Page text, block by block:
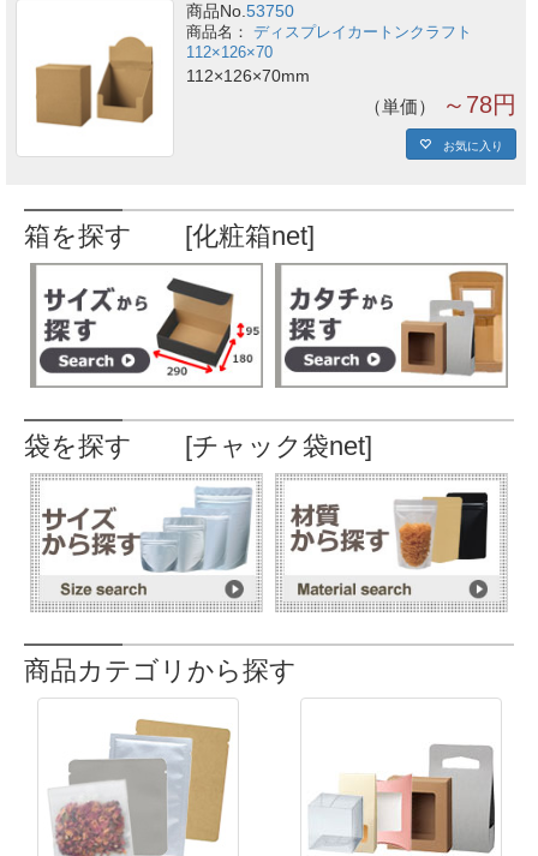
商品No.53750
ディスプレイカートンクラフト
112×126×70
112×126×70mm
単価 ～78円
お気に入り
箱を探す [化粧箱net]
袋を探す [チャック袋net]
商品カテゴリから探す